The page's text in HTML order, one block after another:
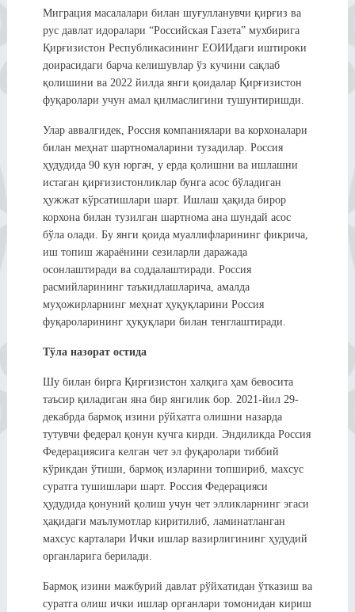
Миграция масалалари билан шуғулланувчи қирғиз ва
рус давлат идоралари “Российская Газета” мухбирига
Қирғизистон Республикасининг ЕОИИдаги иштироки
доирасидаги барча келишувлар ўз кучини сақлаб
қолишини ва 2022 йилда янги қоидалар Қирғизистон
фуқаролари учун амал қилмаслигини тушунтиришди.
Улар аввалгидек, Россия компаниялари ва корхоналари
билан меҳнат шартномаларини тузадилар. Россия
ҳудудида 90 кун юргач, у ерда қолишни ва ишлашни
истаган қирғизистонликлар бунга асос бўладиган
ҳужжат кўрсатишлари шарт. Ишлаш ҳақида бирор
корхона билан тузилган шартнома ана шундай асос
бўла олади. Бу янги қоида муаллифларининг фикрича,
иш топиш жараёнини сезиларли даражада
осонлаштиради ва соддалаштиради. Россия
расмийларининг таъкидлашларича, амалда
муҳожирларнинг меҳнат ҳуқуқларини Россия
фуқароларининг ҳуқуқлари билан тенглаштиради.
Тўла назорат остида
Шу билан бирга Қирғизистон халқига ҳам бевосита
таъсир қиладиган яна бир янгилик бор. 2021-йил 29-
декабрда бармоқ изини рўйхатга олишни назарда
тутувчи федерал қонун кучга кирди. Эндиликда Россия
Федерациясига келган чет эл фуқаролари тиббий
кўрикдан ўтиши, бармоқ изларини топшириб, махсус
суратга тушишлари шарт. Россия Федерацияси
ҳудудида қонуний қолиш учун чет элликларнинг эгаси
ҳақидаги маълумотлар киритилиб, ламинатланган
махсус карталари Ички ишлар вазирлигининг ҳудудий
органларига берилади.
Бармоқ изини мажбурий давлат рўйхатидан ўтказиш ва
суратга олиш ички ишлар органлари томонидан кириш